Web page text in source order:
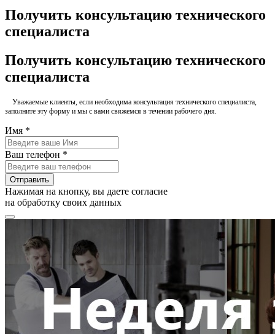
Получить консультацию технического
специалиста
Получить консультацию технического
специалиста
Уважаемые клиенты, если необходима консультация технического специалиста,
заполните эту форму и мы с вами свяжемся в течении рабочего дня.
Имя *
Ваш телефон *
Отправить
Нажимая на кнопку, вы даете согласие
на обработку своих данных